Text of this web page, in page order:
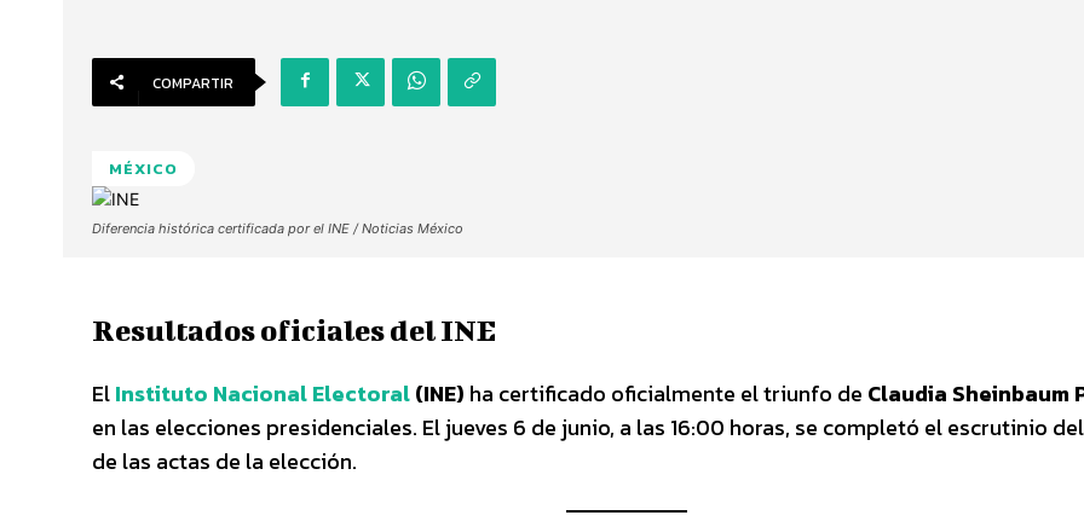
COMPARTIR
MÉXICO
Diferencia histórica certificada por el INE / Noticias México
Resultados oficiales del INE
ElInstituto Nacional Electoral(INE) ha certificado oficialmente el triunfo de Claudia Sheinbaum
en las elecciones presidenciales. El jueves 6 de junio, a las 16:00 horas, se completó el escrutinio
de las actas de la elección.